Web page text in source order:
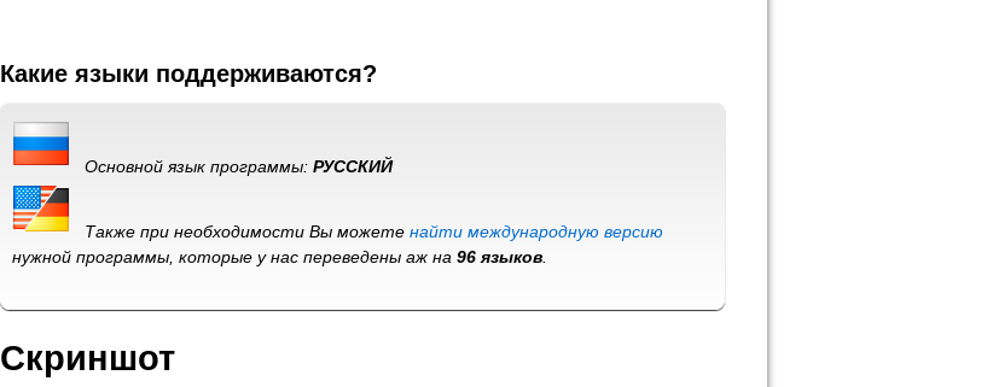
Какие языки поддерживаются?
Основной язык программы: РУССКИЙ
Также при необходимости Вы можете найти международную версию
нужной программы, которые у нас переведены аж на 96 языков
Скриншот